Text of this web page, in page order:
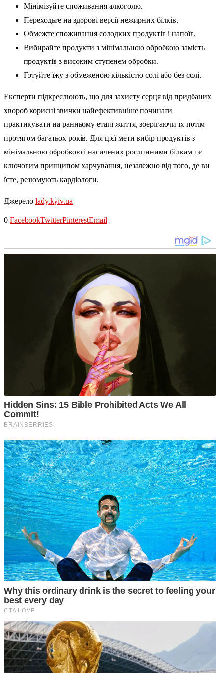
Мінімізуйте споживання алкоголю.
Переходьте на здорові версії нежирних білків.
Обмежте споживання солодких продуктів і напоїв.
Вибирайте продукти з мінімальною обробкою замість
продуктів з високим ступенем обробки.
Готуйте їжу з обмеженою кількістю солі або без солі.
Експерти підкреслюють, що для захисту серця від придбаних
хвороб корисні звички найефективніше починати
практикувати на ранньому етапі життя, зберігаючи їх потім
протягом багатьох років. Для цієї мети вибір продуктів з
мінімальною обробкою і насичених рослинними білками є
ключовим принципом харчування, незалежно від того, де ви
їсте, резюмують кардіологи.
Джерело lady.kyiv.ua
0 FacebookTwitterPinterestEmail